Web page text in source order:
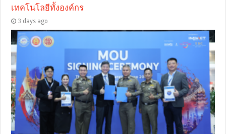
เทคโนโลยีทั้งองค์กร
3 days ago